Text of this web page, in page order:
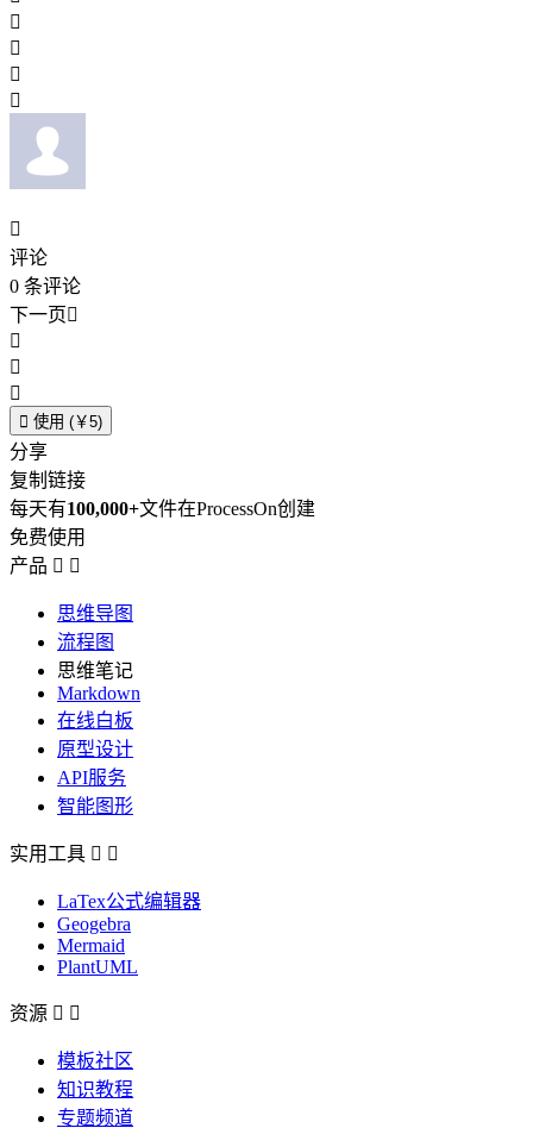





评论
0 条评论
下一页



 使用 (￥5)
分享
复制链接
每天有100,000+文件在ProcessOn创建
免费使用
产品  
思维导图
流程图
思维笔记
Markdown
在线白板
原型设计
API服务
智能图形
实用工具  
LaTex公式编辑器
Geogebra
Mermaid
PlantUML
资源  
模板社区
知识教程
专题频道